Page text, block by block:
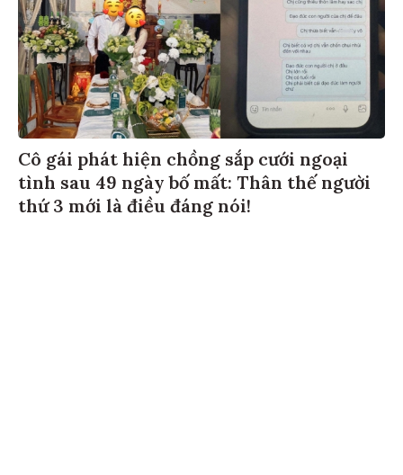
Cô gái phát hiện chồng sắp cưới ngoại
tình sau 49 ngày bố mất: Thân thế người
thứ 3 mới là điều đáng nói!